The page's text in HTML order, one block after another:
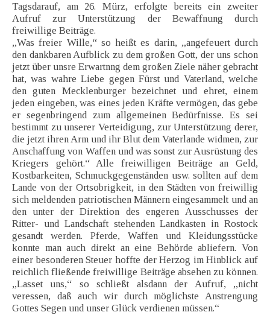
Tagsdarauf, am 26. Mürz, erfolgte bereits ein zweiter
Aufruf zur Unterstützung der Bewaffnung durch
freiwillige Beiträge.
„Was freier Wille,“ so heißt es darin, „angefeuert durch
den dankbaren Aufblick zu dem großen Gott, der uns schon
jetzt über unsre Erwartnng dem großen Ziele näher gebracht
hat, was wahre Liebe gegen Fürst und Vaterland, welche
den guten Mecklenburger bezeichnet und ehret, einem
jeden eingeben, was eines jeden Kräfte vermögen, das gebe
er segenbringend zum allgemeinen Bedürfnisse. Es sei
bestimmt zu unserer Verteidigung, zur Unterstützung derer,
die jetzt ihren Arm und ihr Blut dem Vaterlande widmen, zur
Anschaffung von Waffen und was sonst zur Ausrüstung des
Kriegers gehört.“ Alle freiwilligen Beiträge an Geld,
Kostbarkeiten, Schmuckgegenständen usw. sollten auf dem
Lande von der Ortsobrigkeit, in den Städten von freiwillig
sich meldenden patriotischen Männern eingesammelt und an
den unter der Direktion des engeren Ausschusses der
Ritter- und Landschaft stehenden Landkasten in Rostock
gesandt werden. Pferde, Waffen und Kleidungsstücke
konnte man auch direkt an eine Behörde abliefern. Von
einer besonderen Steuer hoffte der Herzog im Hinblick auf
reichlich fließende freiwillige Beiträge absehen zu können.
„Lasset uns,“ so schließt alsdann der Aufruf, „nicht
veressen, daß auch wir durch möglichste Anstrengung
Gottes Segen und unser Glück verdienen müssen.“